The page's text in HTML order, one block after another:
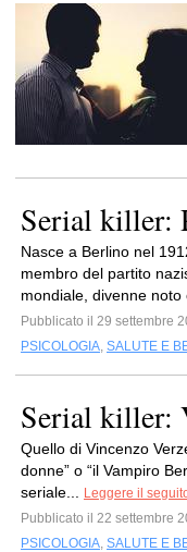
Serial killer:
Nasce a Berlino nel
membro del partito
mondiale, divenne noto
Pubblicato il 29 settembre
PSICOLOGIA, SALUTE E
Serial killer:
Quello di Vincenzo
donne” o “il Vampiro
seriale...
Leggere il
Pubblicato il 22 settembre
PSICOLOGIA, SALUTE E